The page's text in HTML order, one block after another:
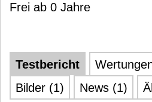
Frei ab 0 Jahre
Testbericht
Bilder (1)
News (1)